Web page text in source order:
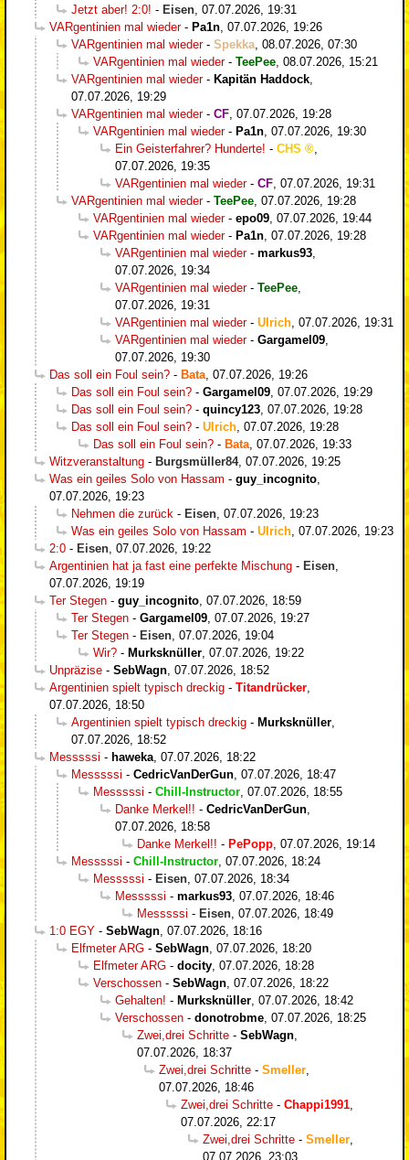
Jetzt aber! 2:0! - Eisen 07.07.2026, 19:31
VARgentinien mal wieder- Pa1n 07.07.2026, 19:26
VARgentinien mal wieder- Spekka 08.07.2026, 07:30
VARgentinien mal wieder- TeePee 08.07.2026, 15:21
VARgentinien mal wieder- Kapitän Haddock
07.07.2026, 19:29
VARgentinien mal wieder- CF 07.07.2026, 19:28
VARgentinien mal wieder- Pa1n 07.07.2026, 19:30
Ein Geisterfahrer? Hunderte! - CHS
07.07.2026, 19:35
VARgentinien mal wieder- CF 07.07.2026, 19:31
VARgentinien mal wieder- TeePee 07.07.2026, 19:28
VARgentinien mal wieder- epo09 07.07.2026, 19:44
VARgentinien mal wieder- Pa1n 07.07.2026, 19:28
VARgentinien mal wieder- markus93
07.07.2026, 19:34
VARgentinien mal wieder- TeePee
07.07.2026, 19:31
VARgentinien mal wieder- Ulrich 07.07.2026, 19:31
VARgentinien mal wieder- Gargamel09
07.07.2026, 19:30
Das soll ein Foul sein? - Bata 07.07.2026, 19:26
Das soll ein Foul sein? - Gargamel09 07.07.2026, 19:29
Das soll ein Foul sein? - quincy123 07.07.2026, 19:28
Das soll ein Foul sein? - Ulrich 07.07.2026, 19:28
Das soll ein Foul sein? - Bata 07.07.2026, 19:33
Witzveranstaltung - Burgsmüller84, 07.07.2026, 19:25
Was ein geiles Solo von Hassam - guy_incognito
07.07.2026, 19:23
Nehmen die zurück - Eisen 07.07.2026, 19:23
Was ein geiles Solo von Hassam - Ulrich 07.07.2026, 19:23
2:0 - Eisen 07.07.2026, 19:22
Argentinien hat ja fast eine perfekte Mischung - Eisen
07.07.2026, 19:19
Ter Stegen - guy_incognito 07.07.2026, 18:59
Ter Stegen - Gargamel09 07.07.2026, 19:27
Ter Stegen - Eisen 07.07.2026, 19:04
Wir? - Murksknüller 07.07.2026, 19:22
Unpräzise - SebWagn 07.07.2026, 18:52
Argentinien spielt typisch dreckig - Titandrücker
07.07.2026, 18:50
Argentinien spielt typisch dreckig - Murksknüller
07.07.2026, 18:52
Messsssi - haweka 07.07.2026, 18:22
Messsssi - CedricVanDerGun 07.07.2026, 18:47
Messsssi - Chill-Instructor 07.07.2026, 18:55
Danke Merkel!! - CedricVanDerGun
07.07.2026, 18:58
Danke Merkel!! - PePopp 07.07.2026, 19:14
Messsssi - Chill-Instructor 07.07.2026, 18:24
Messsssi - Eisen 07.07.2026, 18:34
Messsssi - markus93 07.07.2026, 18:46
Messsssi - Eisen 07.07.2026, 18:49
1:0 EGY - SebWagn 07.07.2026, 18:16
Elfmeter ARG - SebWagn 07.07.2026, 18:20
Elfmeter ARG - docity 07.07.2026, 18:28
Verschossen - SebWagn 07.07.2026, 18:22
Gehalten! - Murksknüller 07.07.2026, 18:42
Verschossen - donotrobme 07.07.2026, 18:25
Zwei,drei Schritte - SebWagn
07.07.2026, 18:37
Zwei,drei Schritte - Smeller
07.07.2026, 18:46
Zwei,drei Schritte - Chappi1991
07.07.2026, 22:17
Zwei,drei Schritte - Smeller
07.07.2026, 23:03